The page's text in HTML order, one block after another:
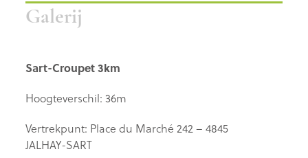
Galerij
Sart-Croupet 3km
Hoogteverschil: 36m
Vertrekpunt: Place du Marché 242 – 4845
JALHAY-SART